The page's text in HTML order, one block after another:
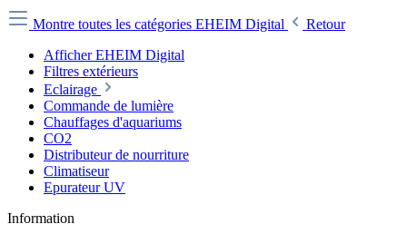
Montre toutes les catégories EHEIM Digital
Retour
Afficher EHEIM Digital
Filtres extérieurs
Eclairage
Commande de lumière
Chauffages d'aquariums
CO2
Distributeur de nourriture
Climatiseur
Epurateur UV
Information